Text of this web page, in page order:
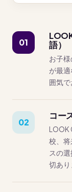
01
語）
お子
が最
囲気で
02
コー
LOOK
校、
スの
切あり